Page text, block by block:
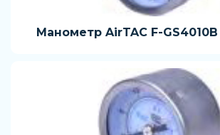
Манометр AirTAC F-GS4010B